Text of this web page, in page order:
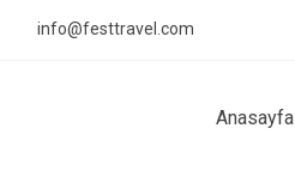
info@festtravel.com
Anasayfa